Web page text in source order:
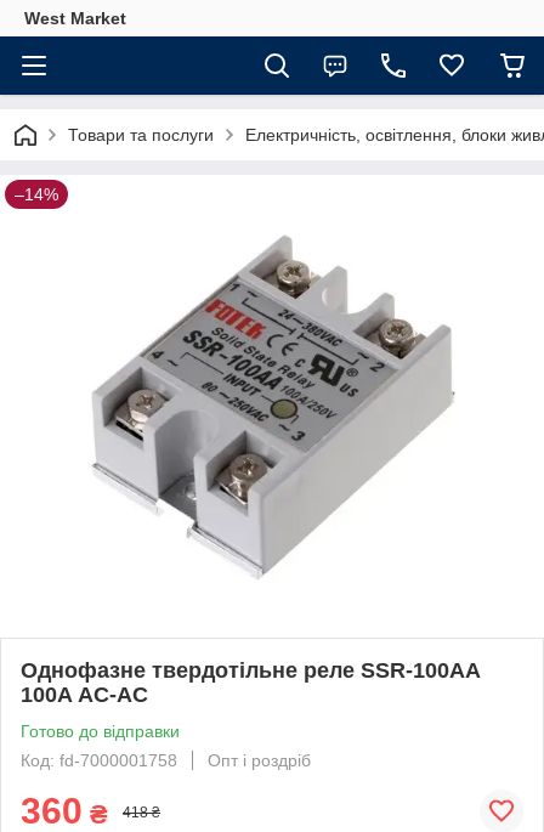
West Market
Товари та послуги Електричність, освітлення, блоки
–14%
Однофазне твердотільне реле SSR-100АA
100A АC-AC
Готово до відправки
Код: fd-7000001758
Опт і роздріб
360 ₴ 418 ₴